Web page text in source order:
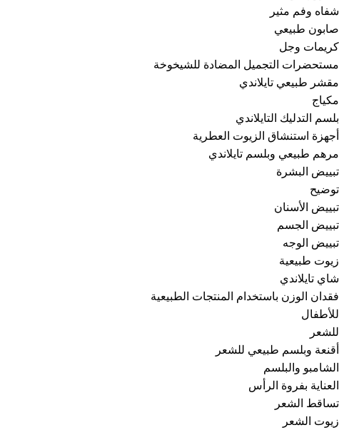
شفاه وفم مثير
صابون طبيعي
كريمات وجل
مستحضرات التجميل المضادة للشيخوخة
مقشر طبيعي تايلاندي
مكياج
بلسم التدليك التايلاندي
أجهزة استنشاق الزيوت العطرية
مرهم طبيعي وبلسم تايلاندي
تبييض البشرة
توضيح
تبييض الأسنان
تبييض الجسم
تبييض الوجه
زيوت طبيعية
شاي تايلاندي
فقدان الوزن باستخدام المنتجات الطبيعية
للأطفال
للشعر
أقنعة وبلسم طبيعي للشعر
الشامبو والبلسم
العناية بفروة الرأس
تساقط الشعر
زيوت الشعر